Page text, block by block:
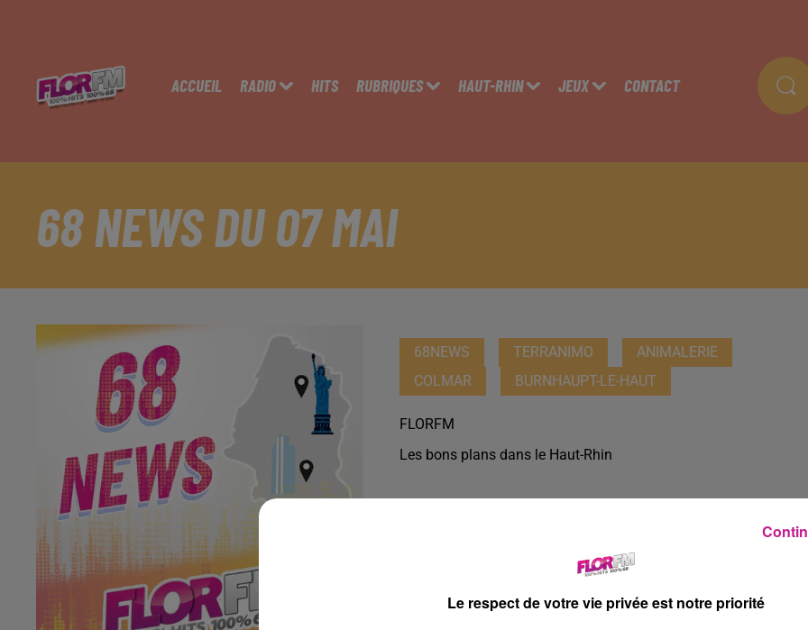
ACCUEIL RADIO HITS RUBRIQUES HAUT-RHIN JEUX CONTACT
68 NEWS DU 07 MAI
68NEWS TERRANIMO
ANIMALERIE
COLMAR
BURNHAUPT-LE-HAUT
FLORFM
Les bons plans dans le Haut-Rhin
Le respect de votre vie privée est notre priorité